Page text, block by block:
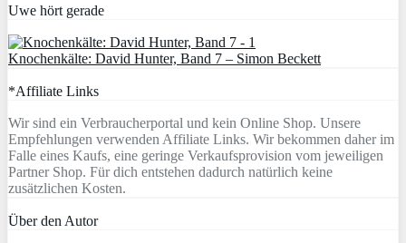
Uwe hört gerade
Knochenkälte: David Hunter, Band 7 – Simon Beckett
*Affiliate Links
Wir sind ein Verbraucherportal und kein Online Shop. Unsere
Empfehlungen verwenden Affiliate Links. Wir bekommen daher im
Falle eines Kaufs, eine geringe Verkaufsprovision vom jeweiligen
Partner Shop. Für dich entstehen dadurch natürlich keine
zusätzlichen Kosten.
Über den Autor